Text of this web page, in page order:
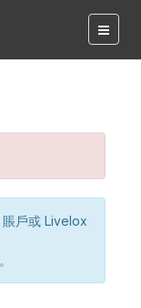
戶或 Livelox
。